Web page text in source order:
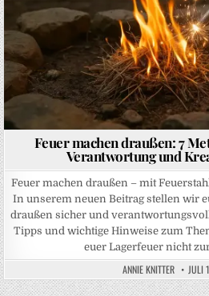
Feuer machen draußen: 7
Verantwortung und
Feuer machen draußen – mit
In unserem neuen Beitrag stellen wir
draußen sicher und
Tipps und wichtige Hinweise zum
euer Lagerfeuer nicht
ANNIE KNITTER JULI